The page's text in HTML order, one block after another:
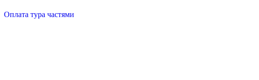
Оплата тура частями